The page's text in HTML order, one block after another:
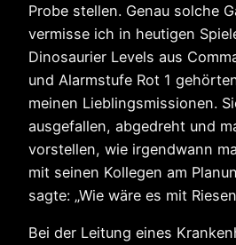
Probe stellen. Genau solche
vermisse ich in heutigen
Dinosaurier Levels aus
und Alarmstufe Rot 1
meinen Lieblingsmissionen.
ausgefallen, abgedreht und
vorstellen, wie irgendwann
mit seinen Kollegen am
sagte: „Wie wäre es mit
Bei der Leitung eines